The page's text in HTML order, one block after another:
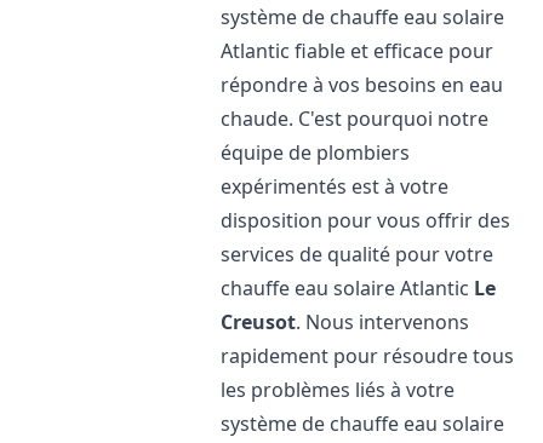
système de chauffe eau solaire
Atlantic fiable et efficace pour
répondre à vos besoins en eau
chaude. C'est pourquoi notre
équipe de plombiers
expérimentés est à votre
disposition pour vous offrir des
services de qualité pour votre
chauffe eau solaire Atlantic Le
Creusot. Nous intervenons
rapidement pour résoudre tous
les problèmes liés à votre
système de chauffe eau solaire